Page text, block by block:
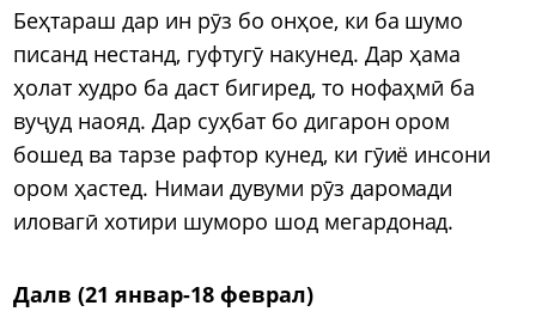
Беҳтараш дар ин рӯз бо онҳое, ки ба шумо
писанд нестанд, гуфтугӯ накунед. Дар ҳама
ҳолат худро ба даст бигиред, то нофаҳмӣ ба
вуҷуд наояд. Дар суҳбат бо дигарон ором
бошед ва тарзе рафтор кунед, ки гӯиё инсони
ором ҳастед. Нимаи дувуми рӯз даромади
иловагӣ хотири шуморо шод мегардонад.
Далв (21 январ-18 феврал)